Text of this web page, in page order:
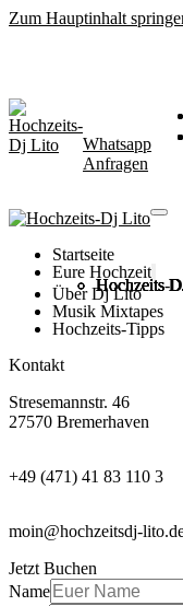
Zum Hauptinhalt
Whatsapp
Anfragen
Startseite
Eure Hochzeit
Hochzeits
Hochzeits
Hochzeits
Hochzeits
Hochzeits-
Über Dj Lito
Musik Mixtapes
Hochzeits-Tipps
Kontakt
Stresemannstr. 46
27570 Bremerhaven
+49 (471) 41 83 110 3
moin@hochzeitsdj-
Jetzt Buchen
Name